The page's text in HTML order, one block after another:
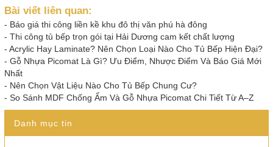
Bài viết liên quan:
- Báo giá thi công liền kề khu đô thị văn phú hà đông
- Thi công tủ bếp trọn gói tại Hải Dương cam kết chất lượng
- Acrylic Hay Laminate? Nên Chọn Loại Nào Cho Tủ Bếp Hiện Đại?
- Gỗ Nhựa Picomat Là Gì? Ưu Điểm, Nhược Điểm Và Báo Giá Mới
Nhất
- Nên Chọn Vật Liệu Nào Cho Tủ Bếp Chung Cư?
- So Sánh MDF Chống Ẩm Và Gỗ Nhựa Picomat Chi Tiết Từ A–Z
Danh mục tin